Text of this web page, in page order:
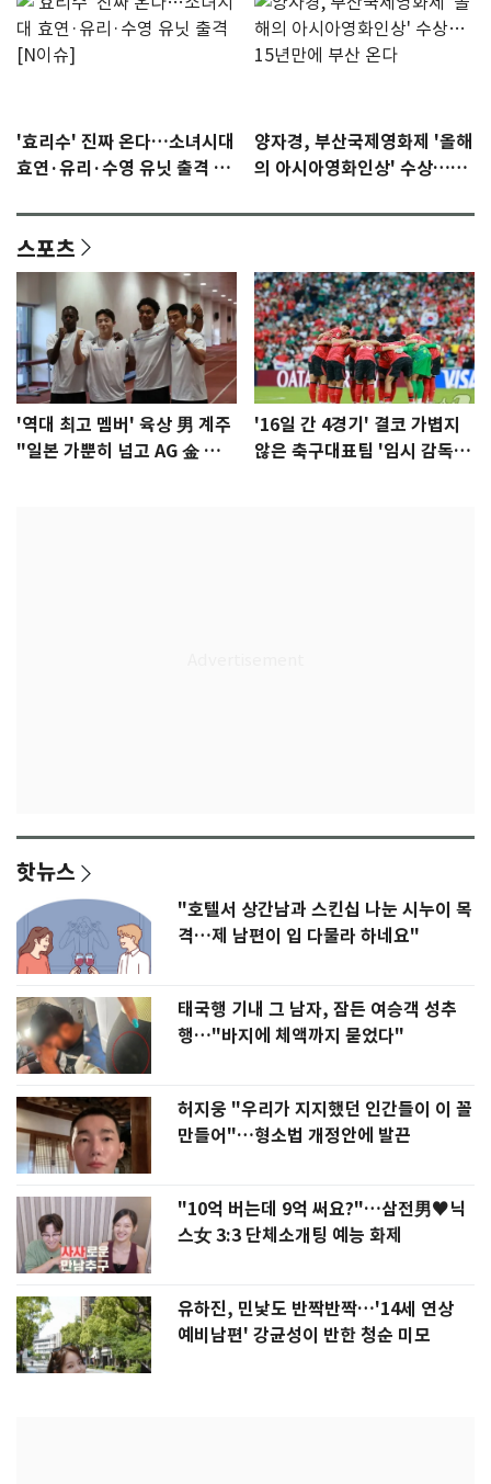
'효리수' 진짜 온다…소녀시대
효연·유리·수영 유닛 출격 [N
양자경, 부산국제영화제 '올해
의 아시아영화인상' 수상…15
스포츠
'역대 최고 멤버' 육상 男 계주
"일본 가뿐히 넘고 AG 金 따겠
'16일 간 4경기' 결코 가볍지
않은 축구대표팀 '임시 감독'
핫뉴스
"호텔서 상간남과 스킨십 나눈 시누이 목
격…제 남편이 입 다물라 하네요"
태국행 기내 그 남자, 잠든 여승객 성추
행…"바지에 체액까지 묻었다"
허지웅 "우리가 지지했던 인간들이 이 꼴
만들어"…형소법 개정안에 발끈
"10억 버는데 9억 써요?"…삼전男♥닉
스女 3:3 단체소개팅 예능 화제
유하진, 민낯도 반짝반짝…'14세 연상
예비남편' 강균성이 반한 청순 미모